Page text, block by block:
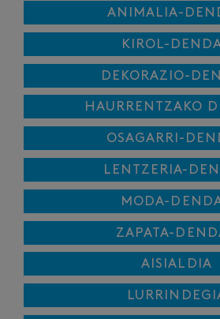
ANIMALIA-
KIROL-
DEKORAZIO-
HAURRENTZAKO
OSAGARRI-
LENTZERIA-
MODA-
ZAPATA-
AISIALDIA